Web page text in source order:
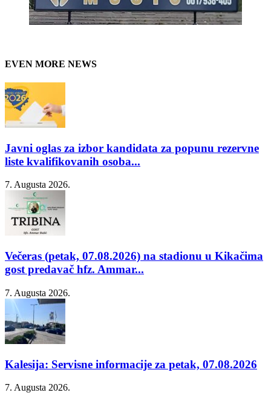
EVEN MORE NEWS
Javni oglas za izbor kandidata za popunu rezervne
liste kvalifikovanih osoba...
7. Augusta 2026.
Večeras (petak, 07.08.2026) na stadionu u Kikačima
gost predavač hfz. Ammar...
7. Augusta 2026.
Kalesija: Servisne informacije za petak, 07.08.2026
7. Augusta 2026.